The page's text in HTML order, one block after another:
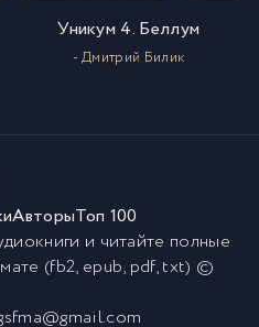
Уникум 4. Беллум
- Дмитрий Билик
АвторыТоп 100
и читайте полные
(fb2, epub, pdf, txt) ©